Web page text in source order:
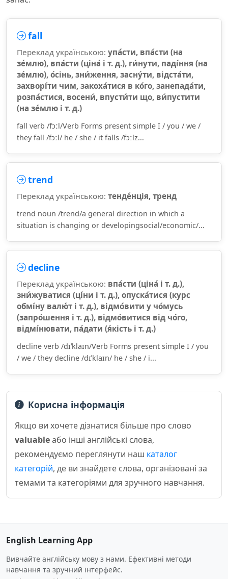
fall
Переклад українською: упа́сти, впа́сти (на
зе́млю), впа́сти (ціна́ і т. д.), ги́нути, паді́ння (на
зе́млю), о́сінь, зни́ження, засну́ти, відста́ти,
захворі́ти чим, закоха́тися в ко́го, занепада́ти,
розпа́стися, восени́, впусти́ти що, ви́пустити
(на зе́млю і т. д.)
fall verb /fɔːl/Verb Forms present simple I / you / we /
they fall /fɔːl/ he / she / it falls /fɔːlz...
trend
Переклад українською: тенде́нція, тренд
trend noun /trend/a general direction in which a
situation is changing or developingsocial/economic/...
decline
Переклад українською: впа́сти (ціна́ і т. д.),
зни́жуватися (ці́ни і т. д.), опуска́тися (курс
обмі́ну валю́т і т. д.), відмо́вити у чо́мусь
(запро́шення і т. д.), відмо́витися від чо́го,
відмі́нювати, па́дати (я́кість і т. д.)
decline verb /dɪˈklaɪn/Verb Forms present simple I / you
/ we / they decline /dɪˈklaɪn/ he / she / i...
Корисна інформація
Якщо ви хочете дізнатися більше про слово
valuableабо інші англійські слова,
рекомендуємо переглянути наш каталог
категорій, де ви знайдете слова, організовані за
темами та категоріями для зручного навчання.
English Learning App
Вивчайте англійську мову з нами. Ефективні методи
навчання та зручний інтерфейс.